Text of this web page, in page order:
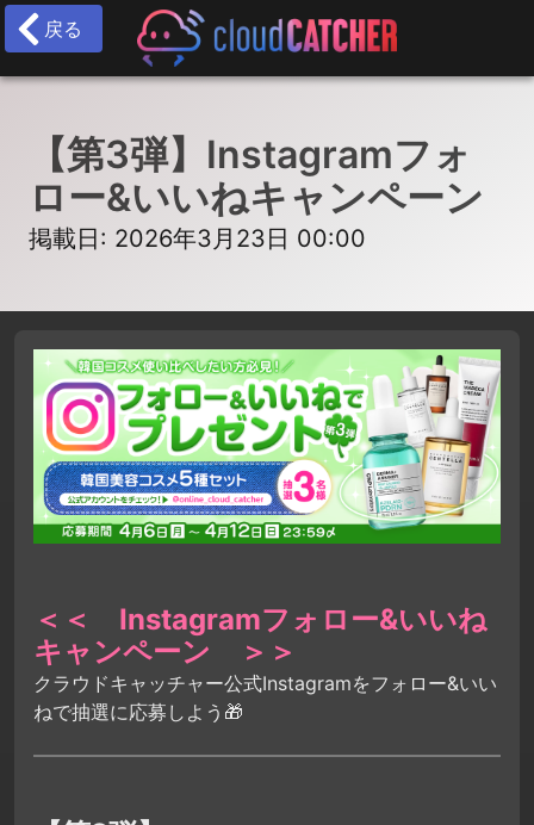
戻る
【第3弾】Instagramフォ
ロー&いいねキャンペーン
掲載日: 2026年3月23日 00:00
＜＜ Instagramフォロー&いいね
キャンペーン ＞＞
クラウドキャッチャー公式Instagramをフォロー&いい
ねで抽選に応募しよう🎁